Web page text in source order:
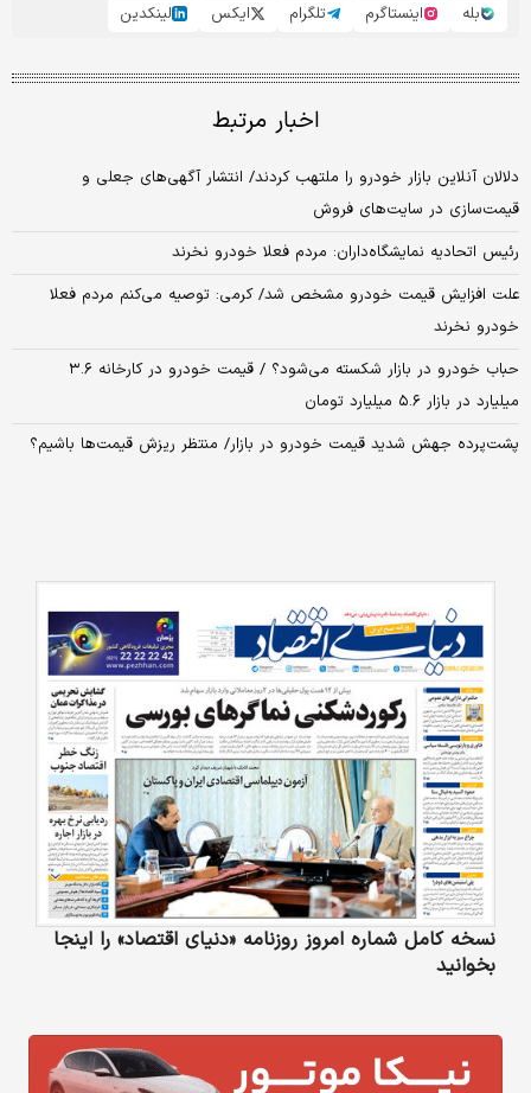
بله
اینستاگرم تلگرام ایکس لینکدین
اخبار مرتبط
دلالان آنلاین بازار خودرو را ملتهب کردند/ انتشار آگهی‌های جعلی و
قیمت‌سازی در سایت‌های فروش
رئیس اتحادیه نمایشگاه‌داران: مردم فعلا خودرو نخرند
علت افزایش قیمت خودرو مشخص شد/ کرمی: توصیه می‌کنم مردم فعلا
خودرو نخرند
حباب خودرو در بازار شکسته می‌شود؟ / قیمت خودرو در کارخانه ۳.۶
میلیارد در بازار ۵.۶ میلیارد تومان
پشت‌پرده جهش شدید قیمت خودرو در بازار/ منتظر ریزش قیمت‌ها باشیم؟
نسخه کامل شماره امروز روزنامه «دنیای‌ اقتصاد» را اینجا
بخوانید